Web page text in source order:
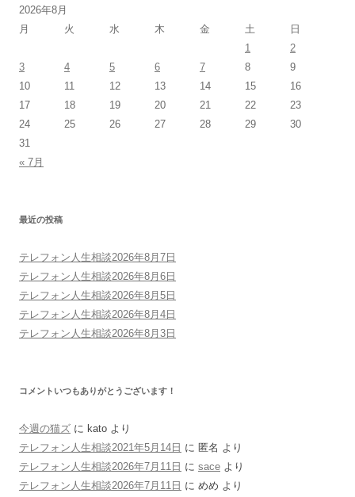
2026年8月
月
火 水 木 金 土
日
1
2
3
4 5 6 7 8
9
10
11 12 13 14 15
16
17
18 19 20 21 22
23
24
25 26 27 28 29
30
31
« 7月
最近の投稿
テレフォン人生相談2026年8月7日
テレフォン人生相談2026年8月6日
テレフォン人生相談2026年8月5日
テレフォン人生相談2026年8月4日
テレフォン人生相談2026年8月3日
コメントいつもありがとうございます！
今週の猫ズ に kato より
テレフォン人生相談2021年5月14日 に 匿名 より
テレフォン人生相談2026年7月11日 に sace より
テレフォン人生相談2026年7月11日 に めめ より